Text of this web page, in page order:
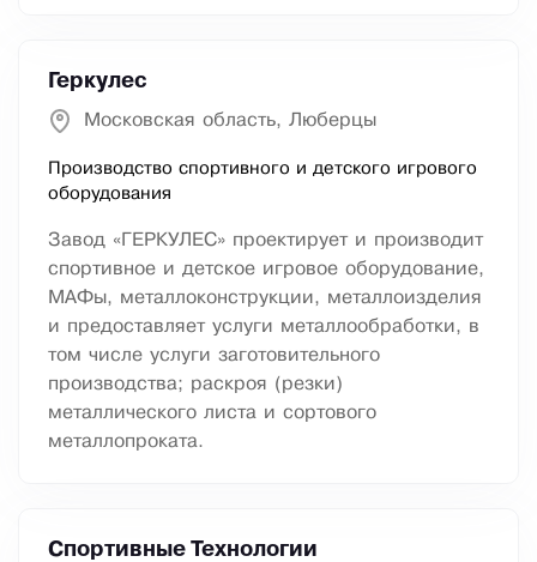
Геркулес
Московская область, Люберцы
Производство спортивного и детского игрового
оборудования
Завод «ГЕРКУЛЕС» проектирует и производит
спортивное и детское игровое оборудование,
МАФы, металлоконструкции, металлоизделия
и предоставляет услуги металлообработки, в
том числе услуги заготовительного
производства; раскроя (резки)
металлического листа и сортового
металлопроката.
Спортивные Технологии